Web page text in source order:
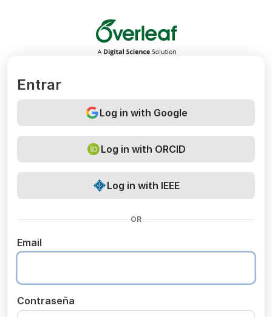
Overleaf
Entrar
Log in with Google
Log in with ORCID
Log in with IEEE
OR
Email
Contraseña